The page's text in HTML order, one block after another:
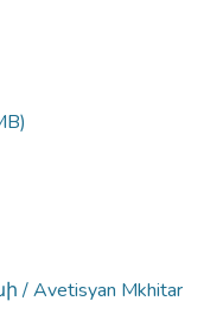
Avetisyan Mkhitar